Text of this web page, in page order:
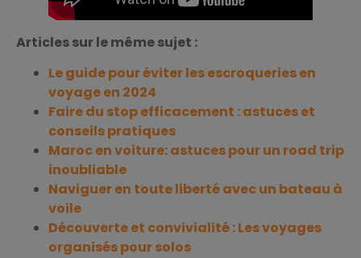
Articles sur le même sujet :
Le guide pour éviter les escroqueries en
voyage en 2024
Faire du stop efficacement : astuces et
conseils pratiques
Maroc en voiture: astuces pour un road trip
inoubliable
Naviguer en toute liberté avec un bateau à
voile
Découverte et convivialité : Les voyages
organisés pour solos